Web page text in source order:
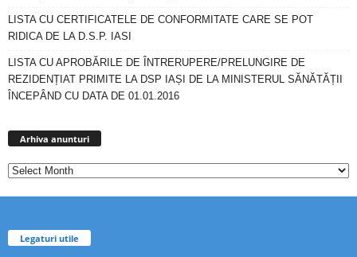
LISTA CU CERTIFICATELE DE CONFORMITATE CARE SE POT
RIDICA DE LA D.S.P. IASI
LISTA CU APROBĂRILE DE ÎNTRERUPERE/PRELUNGIRE DE
REZIDENȚIAT PRIMITE LA DSP IAȘI DE LA MINISTERUL SĂNĂTĂȚII
ÎNCEPÂND CU DATA DE 01.01.2016
Arhiva anunturi
Legaturi utile